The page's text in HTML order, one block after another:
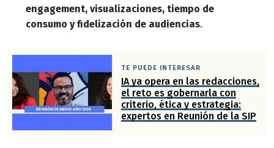
engagement, visualizaciones, tiempo de
consumo y fidelización de audiencias.
TE PUEDE INTERESAR
IA ya opera en las redacciones,
el reto es gobernarla con
criterio, ética y estrategia:
expertos en Reunión de la SIP